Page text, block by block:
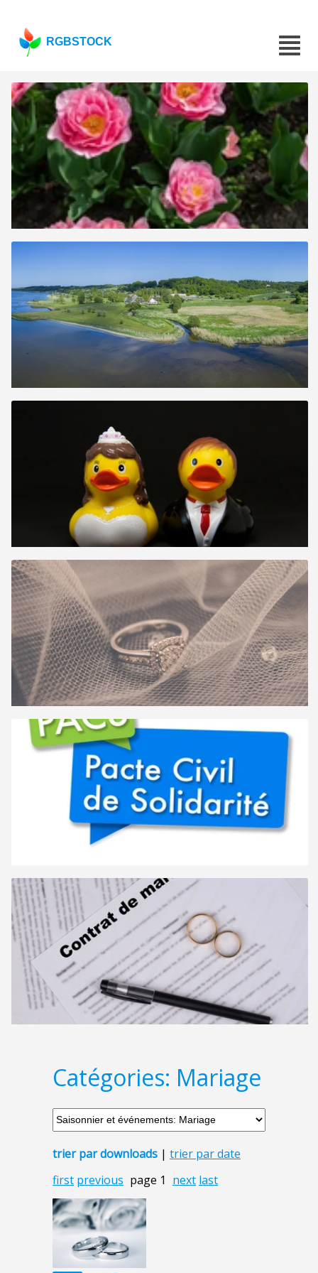
RGBSTOCK
Catégories: Mariage
trier par downloads | trier par date
first previous page 1 next last